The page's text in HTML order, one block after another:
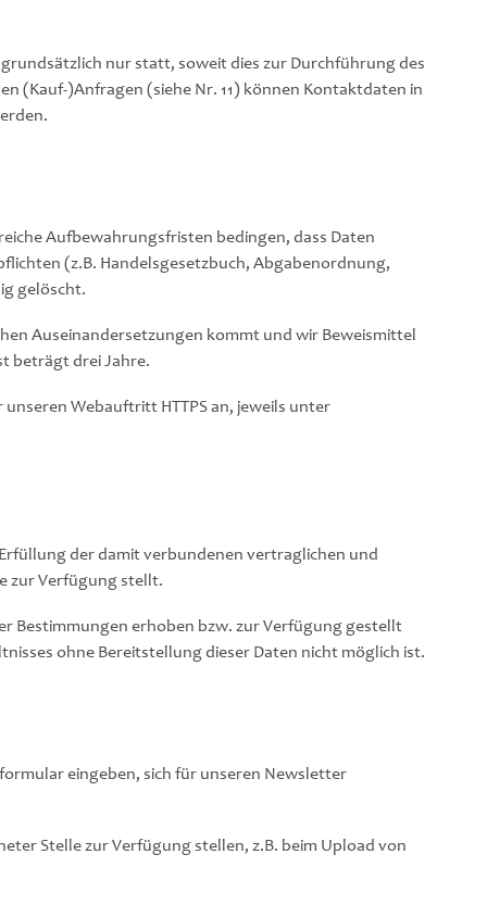
nur statt, soweit dies zur Durchführung des
(Kauf-)Anfragen (siehe Nr. 11) können Kontaktdaten in
Aufbewahrungsfristen bedingen, dass Daten
(z.B. Handelsgesetzbuch, Abgabenordnung,
gelöscht.
Auseinandersetzungen kommt und wir Beweismittel
beträgt drei Jahre.
Webauftritt HTTPS an, jeweils unter
der damit verbundenen vertraglichen und
zur Verfügung stellt.
Bestimmungen erhoben bzw. zur Verfügung gestellt
ohne Bereitstellung dieser Daten nicht möglich ist.
eingeben, sich für unseren Newsletter
Stelle zur Verfügung stellen, z.B. beim Upload von